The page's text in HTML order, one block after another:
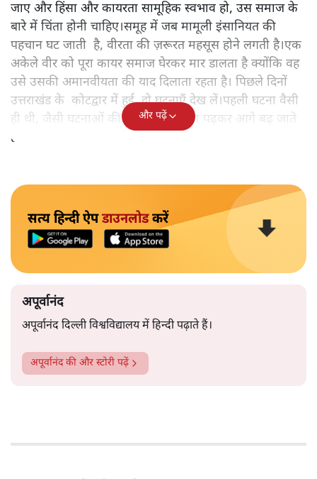
जाए और हिंसा और कायरता सामूहिक स्वभाव हो, उस समाज के
बारे में चिंता होनी चाहिए।समूह में जब मामूली इंसानियत की
पहचान घट जाती है, वीरता की ज़रूरत महसूस होने लगती है।एक
अकेले वीर को पूरा कायर समाज घेरकर मार डालता है क्योंकि वह
उसे उसकी अमानवीयता की याद दिलाता रहता है। पिछले दिनों
उत्तराखंड के कोटद्वार में हुई दो घटनाएँ देख लें।पहली घटना वैसी
ही थी, जैसी घटनाओं की खबर हम रोज़ाना पढ़कर आगे बढ़ जाते
हैं।भारत के तक़रीबन हर हिस्से से ऐसी खबर आती ही रहती है।
और पढ़ें
सत्य हिन्दी ऐपडाउनलोडकरें
अपूर्वानंद
अपूर्वानंद दिल्ली विश्वविद्यालय में हिन्दी पढ़ाते हैं।
अपूर्वानंदकी और स्टोरी पढ़ें